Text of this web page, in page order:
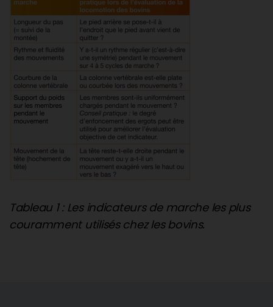
Tableau 1 : Les indicateurs de marche les plus
couramment utilisés chez les bovins.